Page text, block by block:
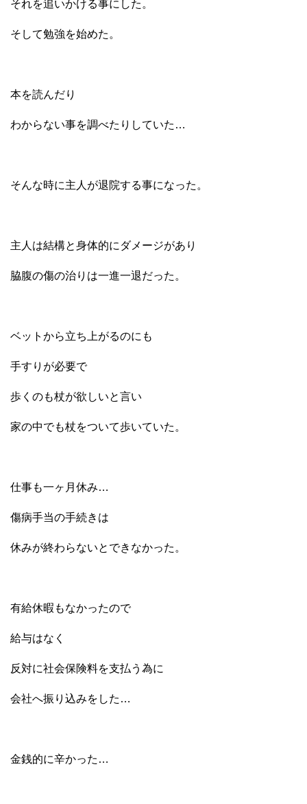
それを追いかける事にした。
そして勉強を始めた。
本を読んだり
わからない事を調べたりしていた…
そんな時に主人が退院する事になった。
主人は結構と身体的にダメージがあり
脇腹の傷の治りは一進一退だった。
ベットから立ち上がるのにも
手すりが必要で
歩くのも杖が欲しいと言い
家の中でも杖をついて歩いていた。
仕事も一ヶ月休み…
傷病手当の手続きは
休みが終わらないとできなかった。
有給休暇もなかったので
給与はなく
反対に社会保険料を支払う為に
会社へ振り込みをした…
金銭的に辛かった…